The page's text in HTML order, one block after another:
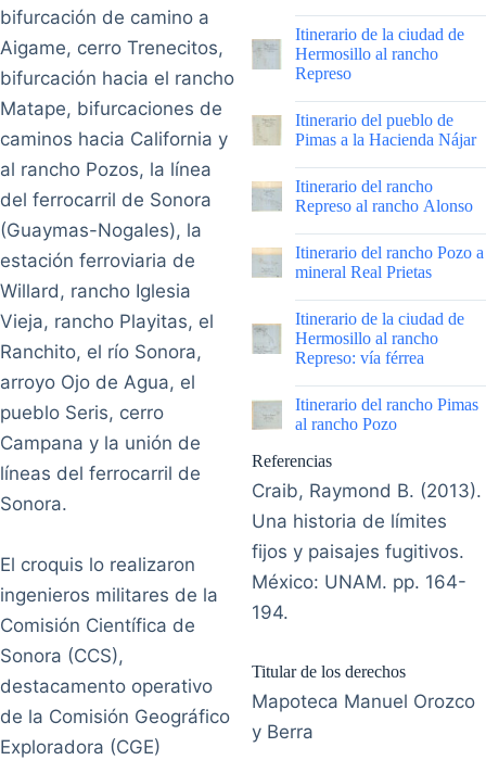
bifurcación de camino a
Aigame, cerro Trenecitos,
bifurcación hacia el rancho
Matape, bifurcaciones de
caminos hacia California y
al rancho Pozos, la línea
del ferrocarril de Sonora
(Guaymas-Nogales), la
estación ferroviaria de
Willard, rancho Iglesia
Vieja, rancho Playitas, el
Ranchito, el río Sonora,
arroyo Ojo de Agua, el
pueblo Seris, cerro
Campana y la unión de
líneas del ferrocarril de
Sonora.
El croquis lo realizaron
ingenieros militares de la
Comisión Científica de
Sonora (CCS),
destacamento operativo
de la Comisión Geográfico
Exploradora (CGE)
|
Itinerario de la ciudad de
Hermosillo al rancho
Represo
|
Itinerario del pueblo de
Pimas a la Hacienda Nájar
|
Itinerario del rancho
Represo al rancho Alonso
|
Itinerario del rancho Pozo a
mineral Real Prietas
|
Itinerario de la ciudad de
Hermosillo al rancho
Represo: vía férrea
|
Itinerario del rancho Pimas
al rancho Pozo
Referencias
Craib, Raymond B. (2013).
Una historia de límites
fijos y paisajes fugitivos.
México: UNAM. pp. 164-
194.
Titular de los derechos
Mapoteca Manuel Orozco
y Berra